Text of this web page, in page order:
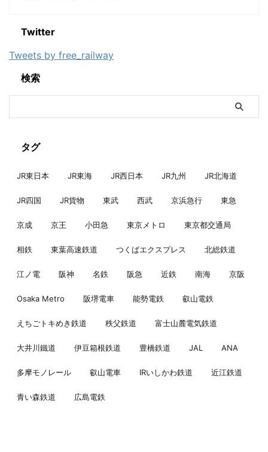
Twitter
Tweets by free_railway
検索
タグ
JR東日本 JR東海 JR西日本 JR九州 JR北海道
JR四国 JR貨物 東武 西武 京浜急行 東急
京成 京王 小田急 東京メトロ 東京都交通局
相鉄 東葉高速鉄道 つくばエクスプレス 北総鉄道
江ノ電 阪神 名鉄 阪急 近鉄 南海 京阪
Osaka Metro 阪堺電車 能勢電鉄 叡山電鉄
えちごトキめき鉄道 秩父鉄道 富士山麓電気鉄道
大井川鐵道 伊豆箱根鉄道 豊橋鉄道 JAL ANA
多摩モノレール 叡山電車 IRいしかわ鉄道 近江鉄道
青い森鉄道 広島電鉄